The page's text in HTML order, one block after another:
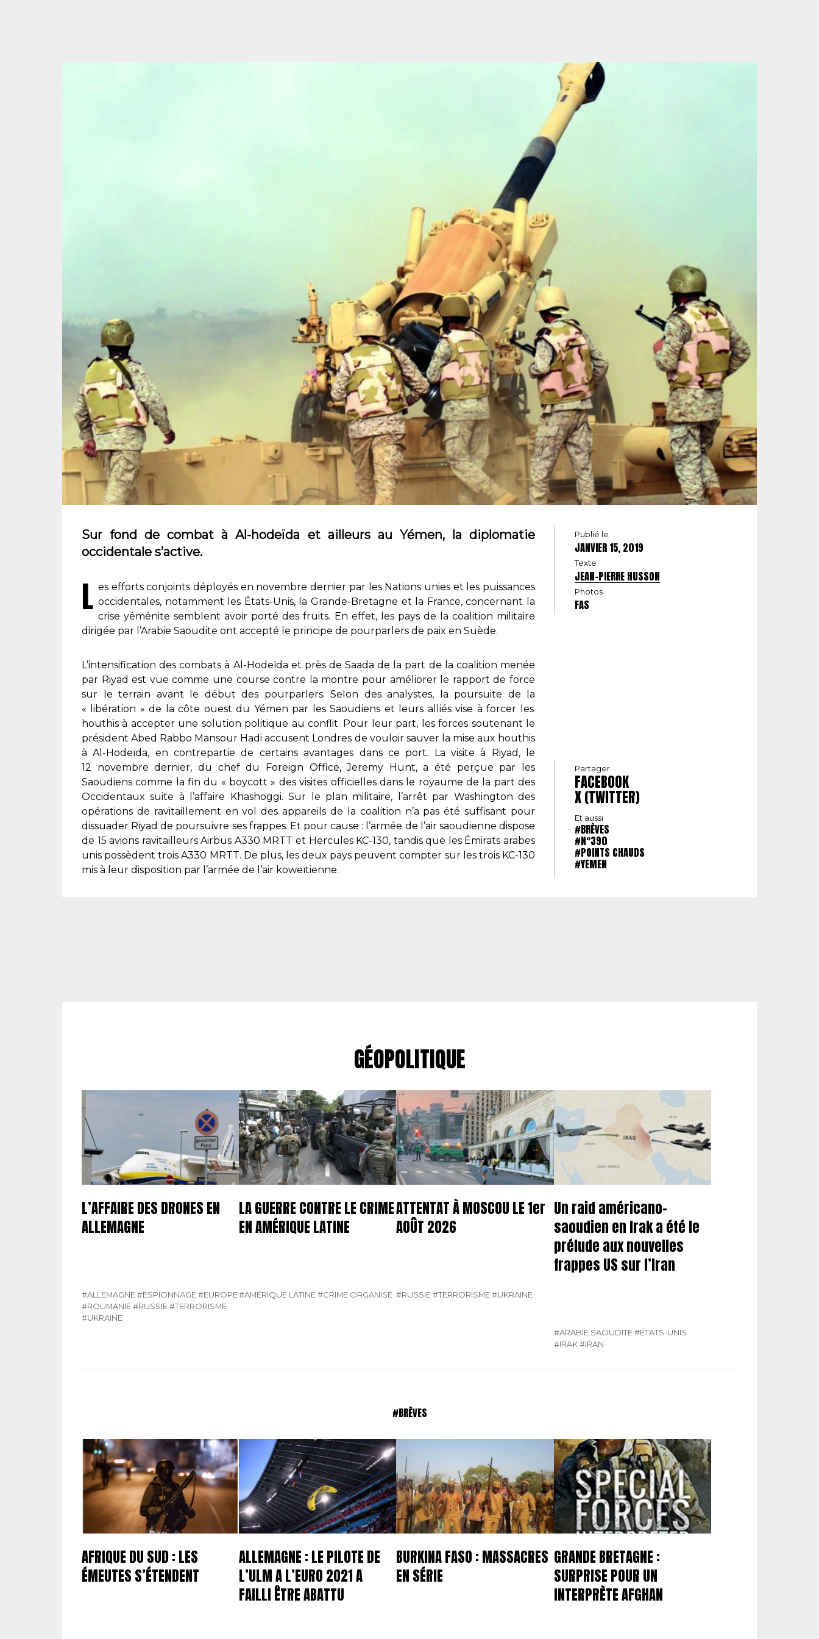
Sur fond de combat à Al-hodeïda et ailleurs au Yémen, la diplomatie
occidentale s’active.
L es efforts conjoints déployés en novembre dernier par les Nations unies et les puissances
occidentales, notamment les États-Unis, la Grande-Bretagne et la France, concernant la
crise yéménite semblent avoir porté des fruits. En effet, les pays de la coalition militaire
dirigée par l’Arabie Saoudite ont accepté le principe de pourparlers de paix en Suède.
L’intensification des combats à Al-Hodeïda et près de Saada de la part de la coalition menée
par Riyad est vue comme une course contre la montre pour améliorer le rapport de force
sur le terrain avant le début des pourparlers. Selon des analystes, la poursuite de la
« libération » de la côte ouest du Yémen par les Saoudiens et leurs alliés vise à forcer les
houthis à accepter une solution politique au conflit. Pour leur part, les forces soutenant le
président Abed Rabbo Mansour Hadi accusent Londres de vouloir sauver la mise aux houthis
à Al-Hodeïda, en contrepartie de certains avantages dans ce port. La visite à Riyad, le
12 novembre dernier, du chef du Foreign Office, Jeremy Hunt, a été perçue par les
Saoudiens comme la fin du « boycott » des visites officielles dans le royaume de la part des
Occidentaux suite à l’affaire Khashoggi. Sur le plan militaire, l’arrêt par Washington des
opérations de ravitaillement en vol des appareils de la coalition n’a pas été suffisant pour
dissuader Riyad de poursuivre ses frappes. Et pour cause : l’armée de l’air saoudienne dispose
de 15 avions ravitailleurs Airbus A330 MRTT et Hercules KC-130, tandis que les Émirats arabes
unis possèdent trois A330 MRTT. De plus, les deux pays peuvent compter sur les trois KC-130
mis à leur disposition par l’armée de l’air koweïtienne.
Publié le
JANVIER 15, 2019
Texte
JEAN-PIERRE HUSSON
Photos
FAS
Partager
FACEBOOK
X (TWITTER)
Et aussi
#BRÈVES
#N°390
#POINTS CHAUDS
#YEMEN
GÉOPOLITIQUE
L’AFFAIRE DES DRONES EN
ALLEMAGNE
#ALLEMAGNE#ESPIONNAGE#EUROPE
#ROUMANIE#RUSSIE#TERRORISME
#UKRAINE
LA GUERRE CONTRE LE CRIME
EN AMÉRIQUE LATINE
#AMÉRIQUE LATINE #CRIME ORGANISÉ
ATTENTAT À MOSCOU LE 1er
AOÛT 2026
#RUSSIE #TERRORISME #UKRAINE
Un raid américano-
saoudien en Irak a été le
prélude aux nouvelles
frappes US sur l’Iran
#ARABIE SAOUDITE #ÉTATS-UNIS
#IRAK #IRAN
#BRÈVES
AFRIQUE DU SUD : LES
ÉMEUTES S’ÉTENDENT
ALLEMAGNE : LE PILOTE DE
L’ULM A L’EURO 2021 A
FAILLI ÊTRE ABATTU
BURKINA FASO : MASSACRES
EN SÉRIE
GRANDE BRETAGNE :
SURPRISE POUR UN
INTERPRÈTE AFGHAN